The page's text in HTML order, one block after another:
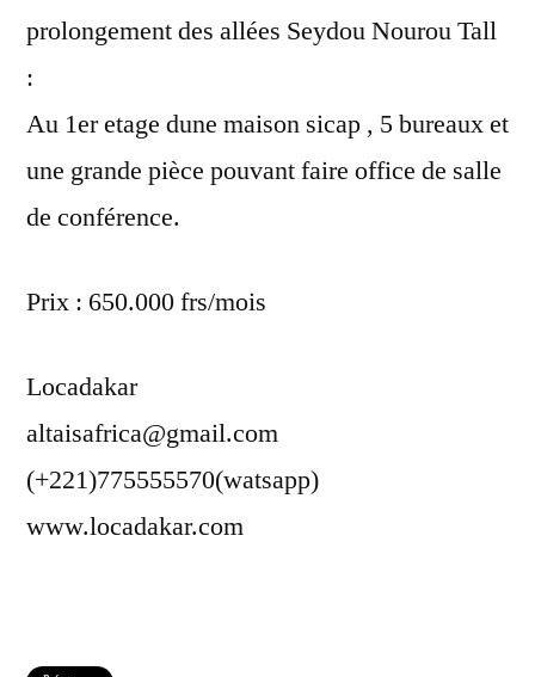
prolongement des allées Seydou Nourou Tall
:
Au 1er etage dune maison sicap , 5 bureaux et
une grande pièce pouvant faire office de salle
de conférence.
Prix : 650.000 frs/mois
Locadakar
altaisafrica@gmail.com
(+221)775555570(watsapp)
www.locadakar.com